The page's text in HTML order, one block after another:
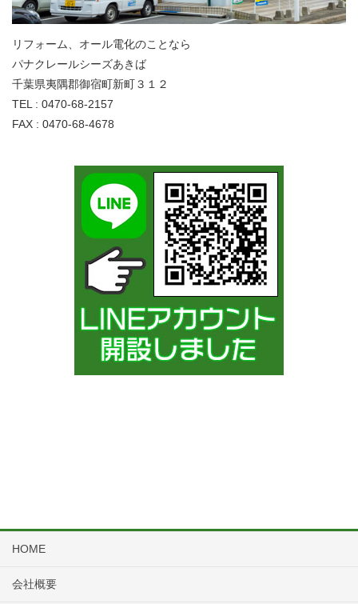
リフォーム、オール電化のことなら
パナクレールシーズあきば
千葉県夷隅郡御宿町新町３１２
TEL : 0470-68-2157
FAX : 0470-68-4678
HOME
会社概要